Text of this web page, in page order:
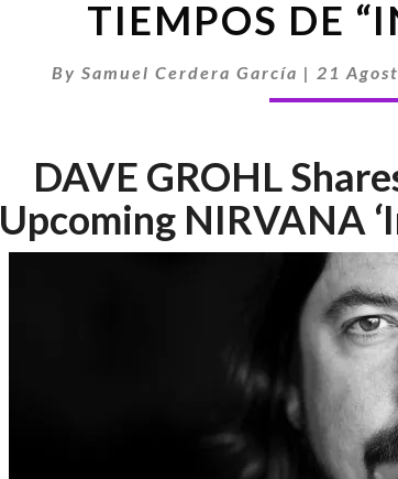
LOS
DE
TIEMPOS DE
By Samuel Cerdera García | 21
DAVE GROHL
Upcoming NIRVANA